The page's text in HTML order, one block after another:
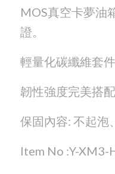
MOS真空卡夢油
證。
輕量化碳纖維套
韌性強度完美搭
保固內容: 不起泡
Item No :Y-XM3-